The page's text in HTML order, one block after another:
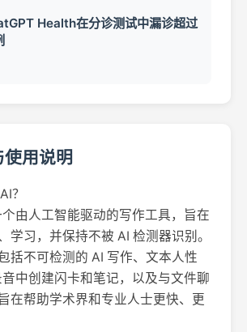
Health在分诊测试中漏诊超过
用说明
？
由人工智能驱动的写作工具，旨在
学习，并保持不被 AI 检测器识别。
括不可检测的 AI 写作、文本人性
中创建闪卡和笔记，以及与文件聊
在帮助学术界和专业人士更快、更